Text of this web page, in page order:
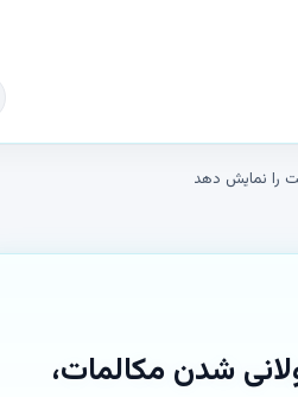
را نمایش دهد
شدن مکالمات،